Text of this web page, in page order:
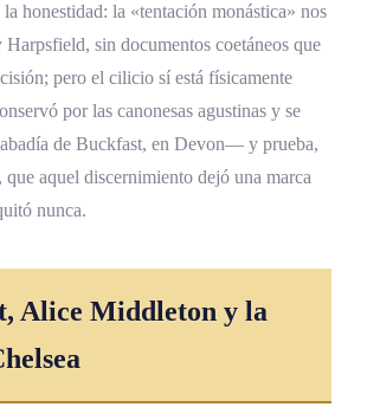
honestidad: la «tentación monástica» nos
sin documentos coetáneos que
pero el cilicio sí está físicamente
por las canonesas agustinas y se
de Buckfast, en Devon— y prueba,
que aquel discernimiento dejó una marca
nunca.
Alice Middleton y la